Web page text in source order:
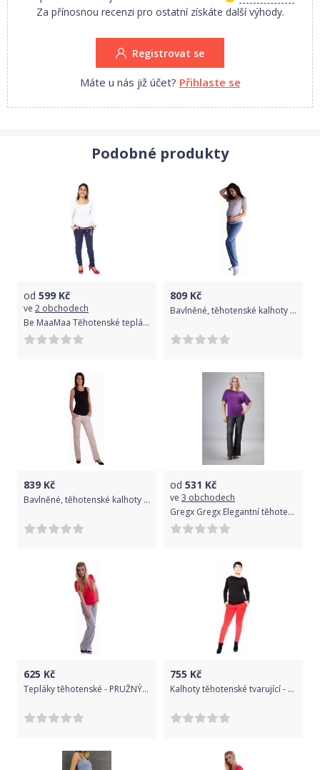
Rozměry se mohou lišit o 1-2 cm, měřeno v klidovém stavu bez
natažení.
Za přínosnou recenzi pro ostatní získáte další výhody.
Registrovat se
Máte u nás již účet? Přihlaste se
Podobné produkty
od 599 Kč
ve 2 obchodech
Be MaaMaa Těhotenské tepláky,kalhoty MONY - tm. modré - L
809 Kč
Bavlněné, těhotenské kalhoty s regulovatelným pásem - sv. modré, Velikosti těh. moda M (38)
839 Kč
Bavlněné, těhotenské kalhoty s kapsami - béžové, Velikosti těh. moda XXL (44)
od 531 Kč
ve 3 obchodech
Gregx Gregx Elegantní těhotenské kalhoty JEANS - černý melír
625 Kč
Tepláky těhotenské - PRUŽNÝ LEM šedý melír - Be MaaMaa velikost XL
755 Kč
Kalhoty těhotenské tvarující - KALI červené - Be MaaMaa velikost XL